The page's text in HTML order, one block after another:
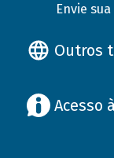
Envie
Outros
Acesso